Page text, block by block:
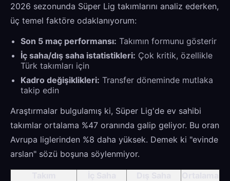
2026 sezonunda Süper Lig takımlarını analiz ederken,
üç temel faktöre odaklanıyorum:
Son 5 maç performansı: Takımın formunu gösterir
İç saha/dış saha istatistikleri: Çok kritik, özellikle
Türk takımları için
Kadro değişiklikleri: Transfer döneminde mutlaka
takip edin
Araştırmalar bulgulamış ki, Süper Lig'de ev sahibi
takımlar ortalama %47 oranında galip geliyor. Bu oran
Avrupa liglerinden %8 daha yüksek. Demek ki "evinde
arslan" sözü boşuna söylenmiyor.